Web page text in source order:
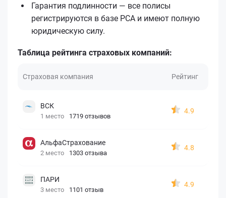
Гарантия подлинности — все полисы
регистрируются в базе РСА и имеют полную
юридическую силу.
Таблица рейтинга страховых компаний:
Страховая компания Рейтинг
ВСК
1 место 1719 отзывов
4.9
АльфаСтрахование
2 место 1303 отзыва
4.8
ПАРИ
3 место 1101 отзыв
4.9